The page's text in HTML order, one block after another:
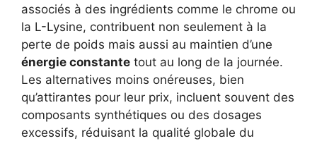
associés à des ingrédients comme le chrome ou
la L-Lysine, contribuent non seulement à la
perte de poids mais aussi au maintien d’une
énergie constante tout au long de la journée.
Les alternatives moins onéreuses, bien
qu’attirantes pour leur prix, incluent souvent des
composants synthétiques ou des dosages
excessifs, réduisant la qualité globale du